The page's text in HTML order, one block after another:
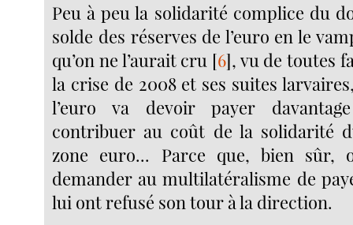
Peu à peu la solidarité complice du
solde des réserves de l’euro en le
qu’on ne l’aurait cru [6], vu de toutes
la crise de 2008 et ses suites
l’euro va devoir payer
contribuer au coût de la solidarité
zone euro... Parce que, bien sûr,
demander au multilatéralisme de
lui ont refusé son tour à la direction.